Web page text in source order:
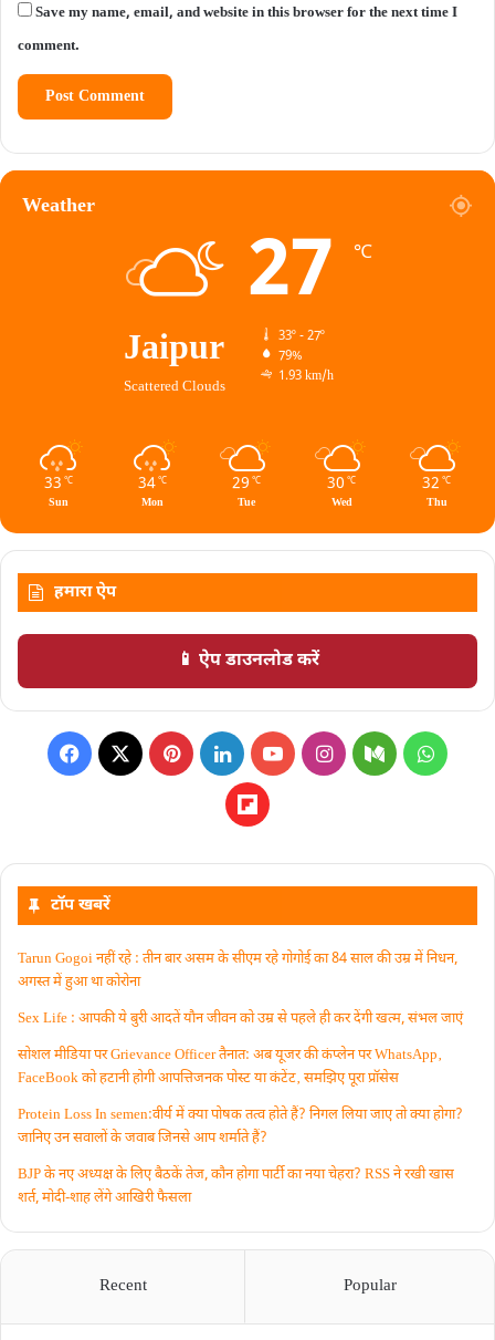
Save my name, email, and website in this browser for the next time I
comment.
Weather
Jaipur
Scattered Clouds
27 ℃
33º - 27º
79%
1.93 km/h
33 ℃
Sun
34 ℃
Mon
29 ℃
Tue
30 ℃
Wed
32 ℃
Thu
हमारा ऐप
📱 ऐप डाउनलोड करें
टॉप खबरें
Tarun Gogoi नहीं रहे : तीन बार असम के सीएम रहे गोगोई का 84 साल की उम्र में निधन,
अगस्त में हुआ था कोरोना
Sex Life : आपकी ये बुरी आदतें याैन जीवन को उम्र से पहले ही कर देंगी खत्म, संभल जाएं
सोशल मीडिया पर Grievance Officer तैनात: अब यूजर की कंप्लेन पर WhatsApp‚
FaceBook को हटानी होगी आपत्तिजनक पोस्ट या कंटेंट‚ समझिए पूरा प्रॉसेस
Protein Loss In semen:वीर्य में क्या पोषक तत्व होते हैं? निगल लिया जाए तो क्या होगा?
जानिए उन सवालों के जवाब जिनसे आप शर्माते हैं?
BJP के नए अध्यक्ष के लिए बैठकें तेज, कौन होगा पार्टी का नया चेहरा? RSS ने रखी खास
शर्त, मोदी-शाह लेंगे आखिरी फैसला
Recent Popular